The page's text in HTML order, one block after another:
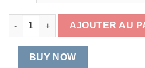
quantité de Abelha - Bottillons à
AJOUTER AU
BUY NOW